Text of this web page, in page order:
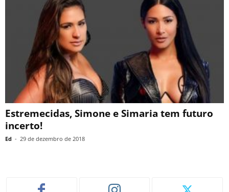
Estremecidas, Simone e Simaria tem futuro
incerto!
Ed - 29 de dezembro de 2018